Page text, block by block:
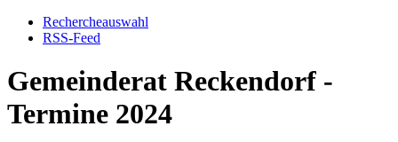
Rechercheauswahl
RSS-Feed
Gemeinderat Reckendorf -
Termine 2024